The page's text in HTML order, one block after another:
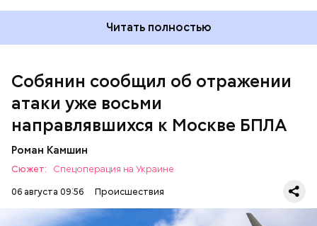
Читать полностью
Собянин сообщил об отражении
атаки уже восьми
направлявшихся к Москве БПЛА
Роман Камшин
Сюжет:
Спецоперация на Украине
06 августа 09:56
Происшествия
многоэтажкахвыбило стеклапосле самой
массовой атаки БПЛА на регион.